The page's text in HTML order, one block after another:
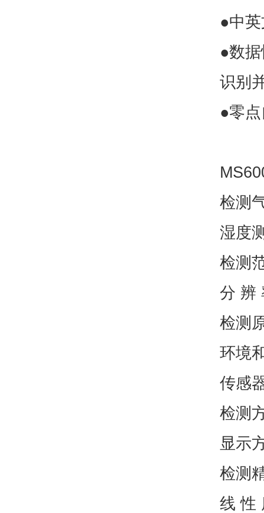
●中
●数
识别
●零
检测
湿度
检测
分 辨
检测
环境
传感
检测
显示
检测
线 性